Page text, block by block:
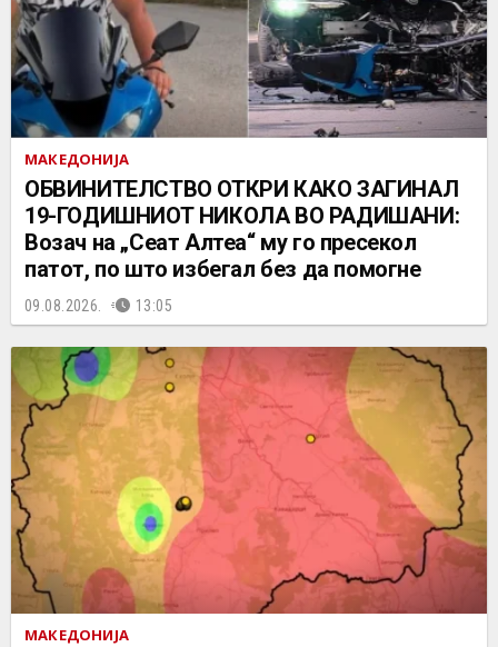
МАКЕДОНИЈА
ОБВИНИТЕЛСТВО ОТКРИ КАКО ЗАГИНАЛ
19-ГОДИШНИОТ НИКОЛА ВО РАДИШАНИ:
Возач на „Сеат Алтеа“ му го пресекол
патот, по што избегал без да помогне
09.08.2026. 13:05
МАКЕДОНИЈА